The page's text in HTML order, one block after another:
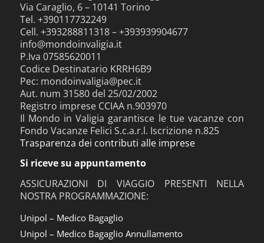
Via Caraglio, 6 – 10141 Torino
Tel. +390117732249
Cell. +393288811318 – +393939904677
info@mondoinvaligia.it
P.Iva 07585620011
Codice Destinatario KRRH6B9
Pec: mondoinvaligia@pec.it
Aut. num 31580 del 25/02/2002
Registro imprese CCIAA n.903970
Il Mondo in Valigia garantisce le tue vacanze con
Fondo Vacanze Felici S.c.a.r.l. Iscrizione n.825
Trasparenza dei contributi alle imprese
Si riceve su appuntamento
ASSICURAZIONI DI VIAGGIO PRESENTI NELLA
NOSTRA PROGRAMMAZIONE:
Unipol – Medico Bagaglio
Unipol – Medico Bagaglio Annullamento